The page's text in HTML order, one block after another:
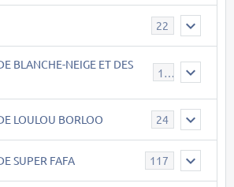
22
BLANCHE-NEIGE ET DES
17
LOULOU BORLOO 24
SUPER FAFA 117